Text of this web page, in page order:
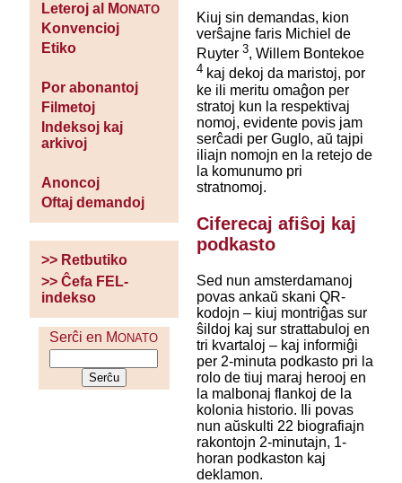
Leteroj al MONATO
Konvencioj
Etiko
Por abonantoj
Filmetoj
Indeksoj kaj
arkivoj
Anoncoj
Oftaj demandoj
>> Retbutiko
>> Ĉefa FEL-
indekso
Serĉi en MONATO
Kiuj sin demandas, kion
verŝajne faris Michiel de
Ruyter 3, Willem Bontekoe
4kaj dekoj da maristoj, por
ke ili meritu omaĝon per
stratoj kun la respektivaj
nomoj, evidente povis jam
serĉadi per Guglo, aŭ tajpi
iliajn nomojn en la retejo de
la komunumo pri
stratnomoj.
Ciferecaj afiŝoj kaj
podkasto
Sed nun amsterdamanoj
povas ankaŭ skani QR-
kodojn – kiuj montriĝas sur
ŝildoj kaj sur strattabuloj en
tri kvartaloj – kaj informiĝi
per 2-minuta podkasto pri la
rolo de tiuj maraj herooj en
la malbonaj flankoj de la
kolonia historio. Ili povas
nun aŭskulti 22 biografiajn
rakontojn 2-minutajn, 1-
horan podkaston kaj
deklamon.